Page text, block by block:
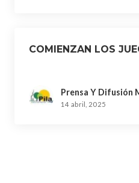
COMIENZAN LOS
Prensa Y Difusión
14 abril, 2025